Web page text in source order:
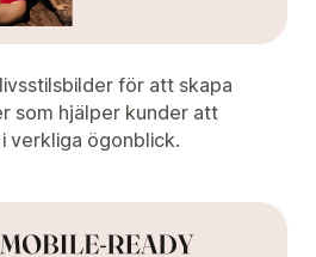
för att skapa
som hjälper kunder att
verkliga ögonblick.